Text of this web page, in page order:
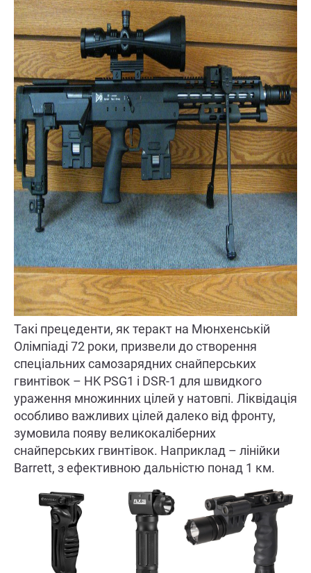
Такі прецеденти, як теракт на Мюнхенській
Олімпіаді 72 роки, призвели до створення
спеціальних самозарядних снайперських
гвинтівок – HK PSG1 і DSR-1 для швидкого
ураження множинних цілей у натовпі. Ліквідація
особливо важливих цілей далеко від фронту,
зумовила появу великокаліберних
снайперських гвинтівок. Наприклад – лінійки
Barrett, з ефективною дальністю понад 1 км.